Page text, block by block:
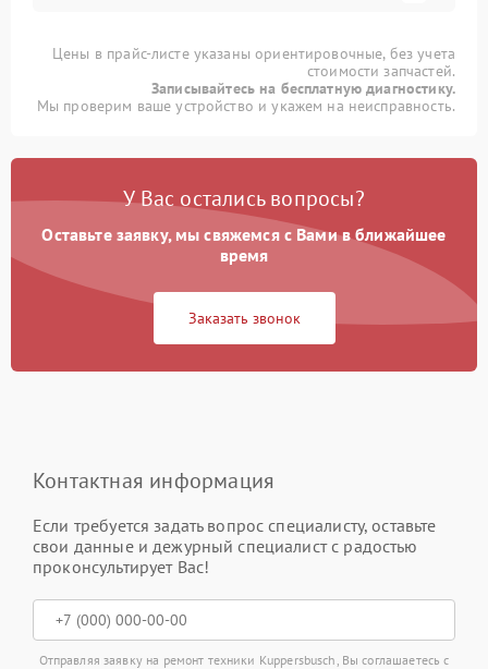
Цены в прайс-листе указаны ориентировочные, без учета
стоимости запчастей.
Записывайтесь на бесплатную диагностику.
Мы проверим ваше устройство и укажем на неисправность.
У Вас остались вопросы?
Оставьте заявку, мы свяжемся с Вами в ближайшее
время
Заказать звонок
Контактная информация
Если требуется задать вопрос специалисту, оставьте
свои данные и дежурный специалист с радостью
проконсультирует Вас!
Отправляя заявку на ремонт техники Kuppersbusch, Вы соглашаетесь с